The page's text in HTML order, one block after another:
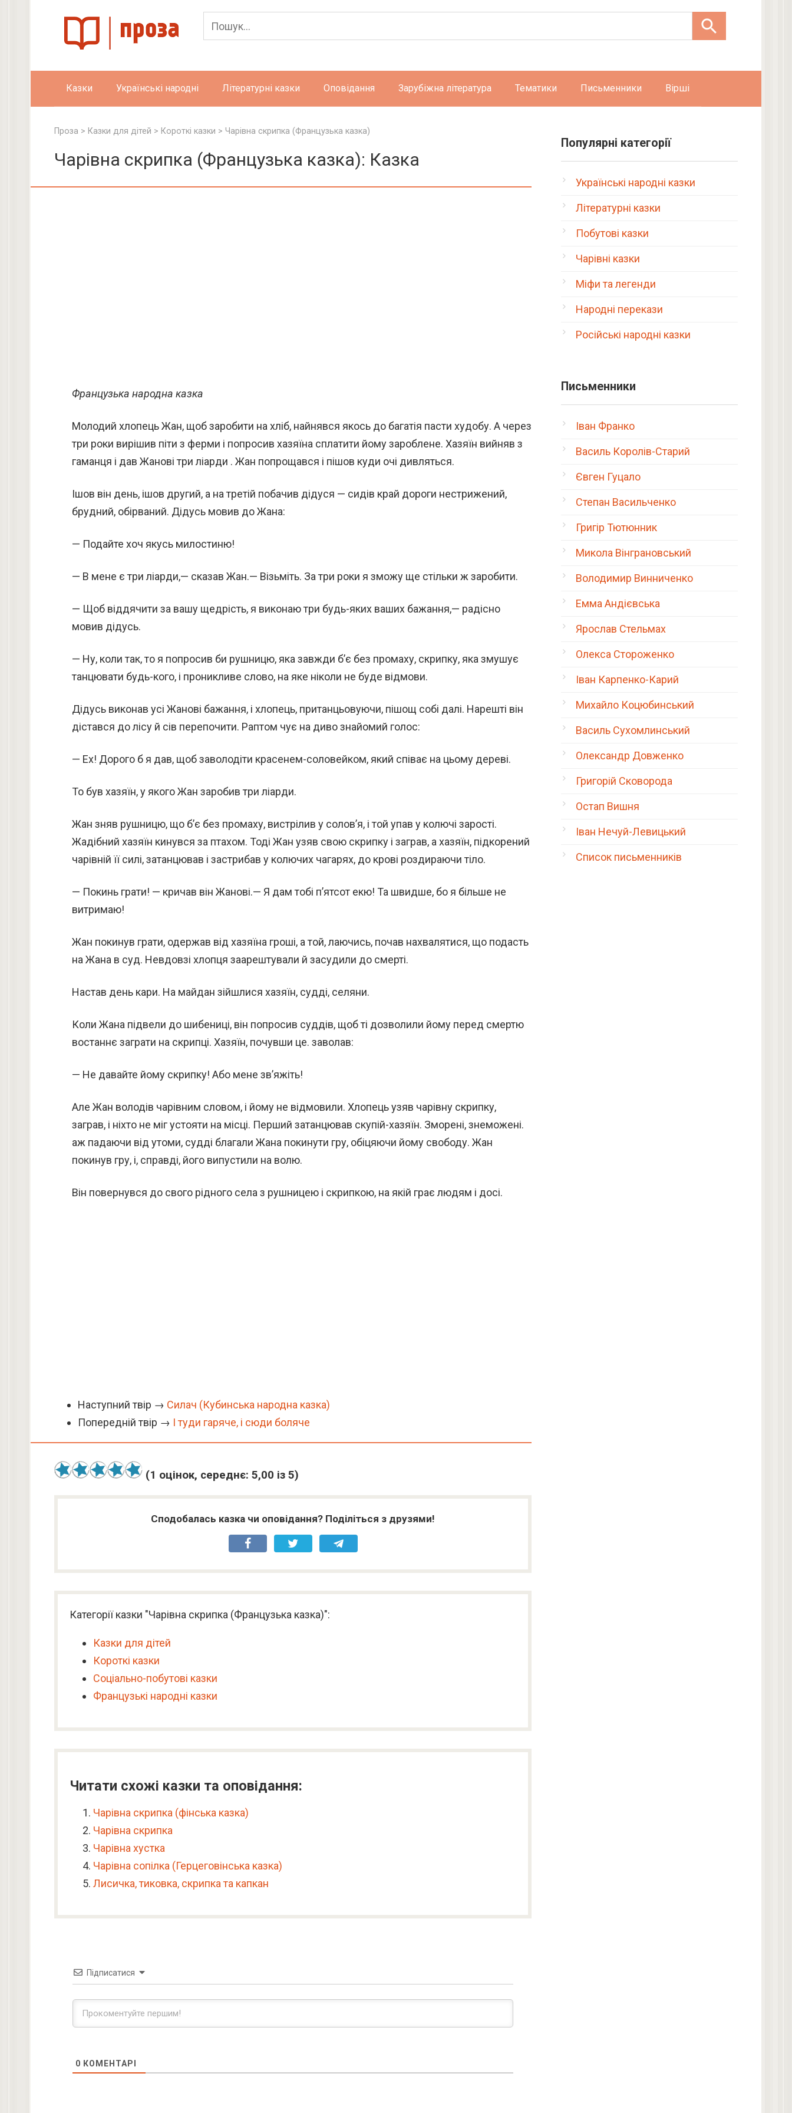
Казки Українські народні Літературні казки Оповідання Зарубіжна література Тематики Письменники Вірші
Проза > Казки для дітей > Короткі казки > Чарівна скрипка (Французька казка)
Чарівна скрипка (Французька казка): Казка
Французька народна казка
Молодий хлопець Жан, щоб заробити на хліб, найнявся якось до багатія пасти худобу. А через
три роки вирішив піти з ферми і попросив хазяїна сплатити йому зароблене. Хазяїн вийняв з
гаманця і дав Жанові три ліарди . Жан попрощався і пішов куди очі дивляться.
Ішов він день, ішов другий, а на третій побачив дідуся — сидів край дороги нестрижений,
брудний, обірваний. Дідусь мовив до Жана:
— Подайте хоч якусь милостиню!
— В мене є три ліарди,— сказав Жан.— Візьміть. За три роки я зможу ще стільки ж заробити.
— Щоб віддячити за вашу щедрість, я виконаю три будь-яких ваших бажання,— радісно
мовив дідусь.
— Ну, коли так, то я попросив би рушницю, яка завжди б’є без промаху, скрипку, яка змушує
танцювати будь-кого, і проникливе слово, на яке ніколи не буде відмови.
Дідусь виконав усі Жанові бажання, і хлопець, пританцьовуючи, пішощ собі далі. Нарешті він
дістався до лісу й сів перепочити. Раптом чує на диво знайомий голос:
— Ех! Дорого б я дав, щоб заволодіти красенем-соловейком, який співає на цьому дереві.
То був хазяїн, у якого Жан заробив три ліарди.
Жан зняв рушницю, що б’є без промаху, вистрілив у солов’я, і той упав у колючі зарості.
Жадібний хазяїн кинувся за птахом. Тоді Жан узяв свою скрипку і заграв, а хазяїн, підкорений
чарівній її силі, затанцював і застрибав у колючих чагарях, до крові роздираючи тіло.
— Покинь грати! — кричав він Жанові.— Я дам тобі п’ятсот екю! Та швидше, бо я більше не
витримаю!
Жан покинув грати, одержав від хазяїна гроші, а той, лаючись, почав нахвалятися, що подасть
на Жана в суд. Невдовзі хлопця заарештували й засудили до смерті.
Настав день кари. На майдан зійшлися хазяїн, судді, селяни.
Коли Жана підвели до шибениці, він попросив суддів, щоб ті дозволили йому перед смертю
востаннє заграти на скрипці. Хазяїн, почувши це. заволав:
— Не давайте йому скрипку! Або мене зв’яжіть!
Але Жан володів чарівним словом, і йому не відмовили. Хлопець узяв чарівну скрипку,
заграв, і ніхто не міг устояти на місці. Перший затанцював скупій-хазяїн. Зморені, знеможені.
аж падаючи від утоми, судді благали Жана покинути гру, обіцяючи йому свободу. Жан
покинув гру, і, справді, його випустили на волю.
Він повернувся до свого рідного села з рушницею і скрипкою, на якій грає людям і досі.
Наступний твір → Силач (Кубинська народна казка)
Попередній твір → І туди гаряче, і сюди боляче
(1 оцінок, середнє: 5,00 із 5)
Сподобалась казка чи оповідання? Поділіться з друзями!
Категорії казки "Чарівна скрипка (Французька казка)":
Казки для дітей
Короткі казки
Соціально-побутові казки
Французькі народні казки
Читати схожі казки та оповідання:
Чарівна скрипка (фінська казка)
Чарівна скрипка
Чарівна хустка
Чарівна сопілка (Герцеговінська казка)
Лисичка, тиковка, скрипка та капкан
Підписатися
0 КОМЕНТАРІ
Популярні категорії
Українські народні казки
Літературні казки
Побутові казки
Чарівні казки
Міфи та легенди
Народні перекази
Російські народні казки
Письменники
Іван Франко
Василь Королів-Старий
Євген Гуцало
Степан Васильченко
Григір Тютюнник
Микола Вінграновський
Володимир Винниченко
Емма Андієвська
Ярослав Стельмах
Олекса Стороженко
Іван Карпенко-Карий
Михайло Коцюбинський
Василь Сухомлинський
Олександр Довженко
Григорій Сковорода
Остап Вишня
Іван Нечуй-Левицький
Список письменників